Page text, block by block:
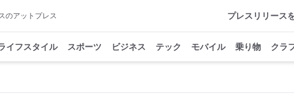
のアットプレス プレスリリース
イフスタイル スポーツ ビジネス テック モバイル 乗り物 クラ